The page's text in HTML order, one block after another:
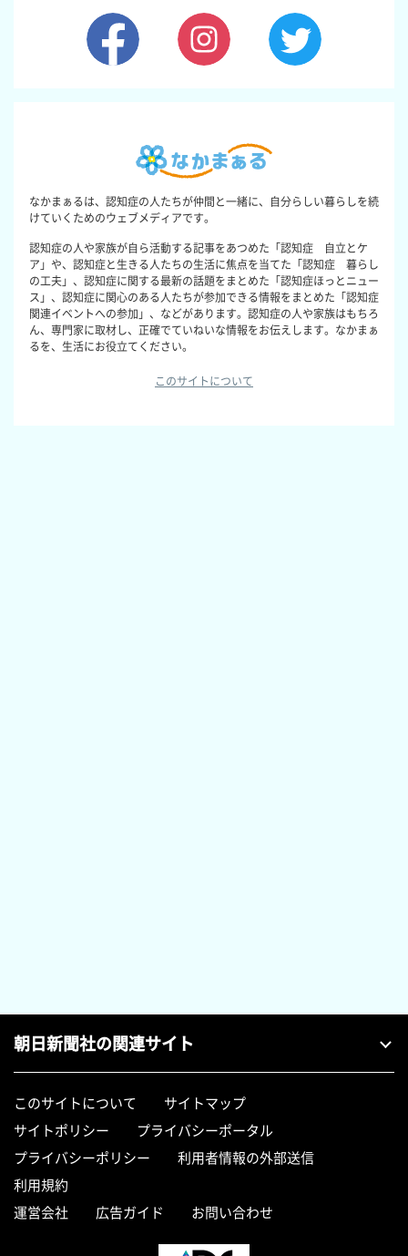
なかまぁるは、認知症の人たちが仲間と一緒に、自分らしい暮らしを続
けていくためのウェブメディアです。
認知症の人や家族が自ら活動する記事をあつめた「認知症 自立とケ
ア」や、認知症と生きる人たちの生活に焦点を当てた「認知症 暮らし
の工夫」、認知症に関する最新の話題をまとめた「認知症ほっとニュー
ス」、認知症に関心のある人たちが参加できる情報をまとめた「認知症
関連イベントへの参加」、などがあります。認知症の人や家族はもちろ
ん、専門家に取材し、正確でていねいな情報をお伝えします。なかまぁ
るを、生活にお役立てください。
このサイトについて
朝日新聞社の関連サイト
このサイトについて
サイトマップ
サイトポリシー
プライバシーポータル
プライバシーポリシー
利用者情報の外部送信
利用規約
運営会社
広告ガイド お問い合わせ